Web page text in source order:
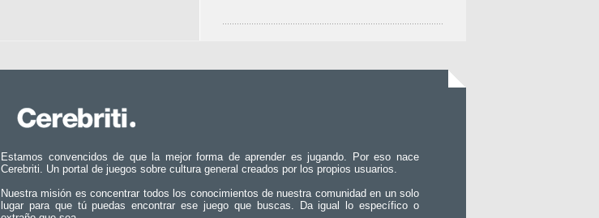
Estamos convencidos de que la mejor forma de aprender es jugando. Por eso nace
Cerebriti. Un portal de juegos sobre cultura general creados por los propios usuarios.
Nuestra misión es concentrar todos los conocimientos de nuestra comunidad en un solo
lugar para que tú puedas encontrar ese juego que buscas. Da igual lo específico o